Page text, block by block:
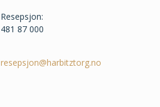
Resepsjon:
481 87 000
resepsjon@harbitztorg.no